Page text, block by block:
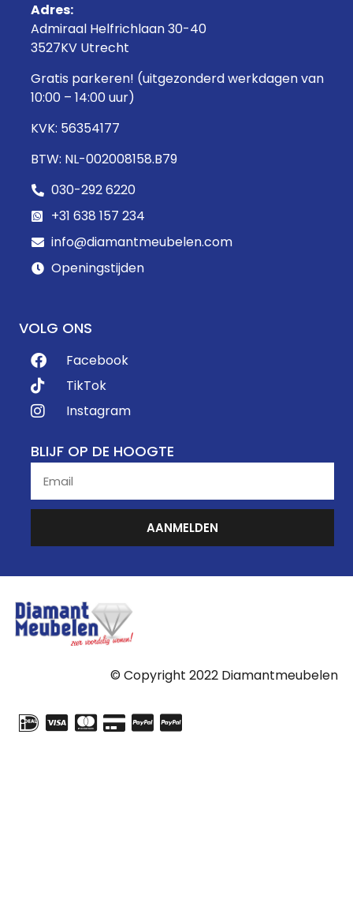
Adres:
Admiraal Helfrichlaan 30-40
3527KV Utrecht
Gratis parkeren! (uitgezonderd werkdagen van
10:00 – 14:00 uur)
KVK: 56354177
BTW: NL-002008158.B79
030-292 6220
+31 638 157 234
info@diamantmeubelen.com
Openingstijden
VOLG ONS
Facebook
TikTok
Instagram
BLIJF OP DE HOOGTE
AANMELDEN
© Copyright 2022 Diamantmeubelen